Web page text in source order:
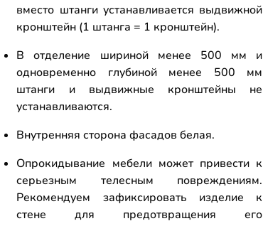
вместо штанги устанавливается выдвижной
кронштейн (1 штанга = 1 кронштейн).
В отделение шириной менее 500 мм и
одновременно глубиной менее 500 мм
штанги и выдвижные кронштейны не
устанавливаются.
Внутренняя сторона фасадов белая.
Опрокидывание мебели может привести к
серьезным телесным повреждениям.
Рекомендуем зафиксировать изделие к
стене для предотвращения его